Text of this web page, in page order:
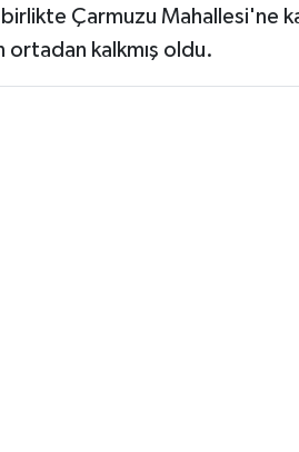
Çarmuzu Mahallesi'ne
kalkmış oldu.